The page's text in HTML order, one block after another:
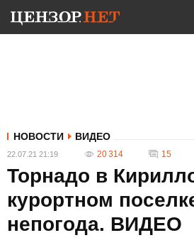
НОВОСТИ ВИДЕО
22.07.21 21:19 20 314 15
Торнадо в
курортном
непогода. ВИДЕО